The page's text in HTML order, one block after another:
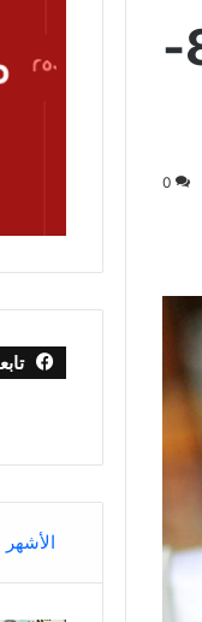
سعر الدولار في البنوك اليوم الأربعاء 26-8-
0
الأشهر